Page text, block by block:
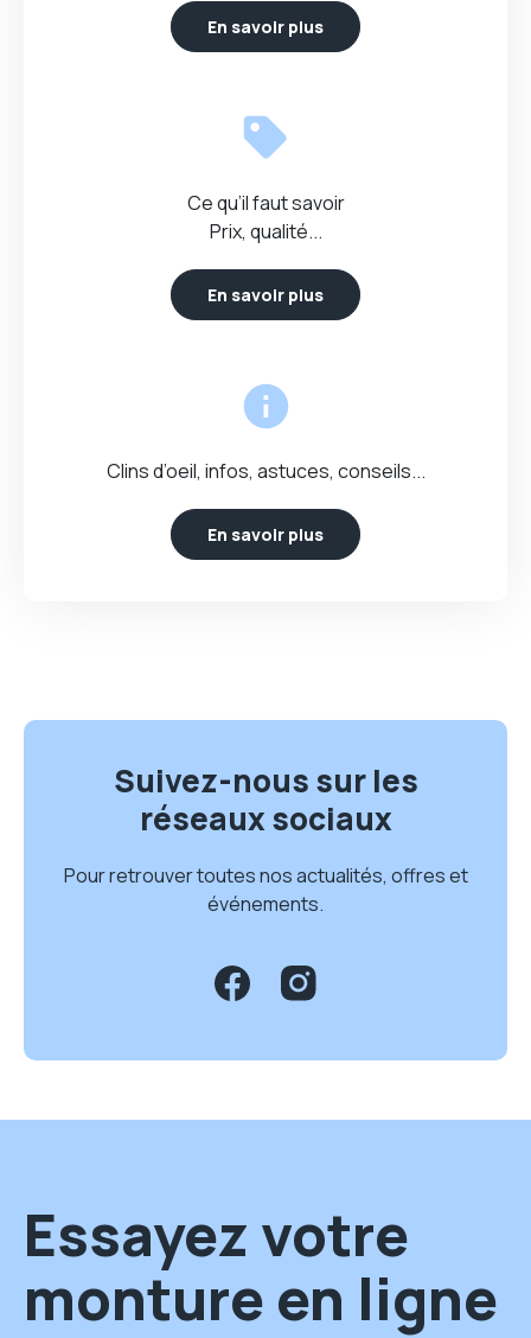
En savoir plus
Ce qu’il faut savoir
Prix, qualité...
En savoir plus
Clins d’oeil, infos, astuces, conseils...
En savoir plus
Suivez-nous sur les
réseaux sociaux
Pour retrouver toutes nos actualités, offres et
événements.
Essayez votre
monture en ligne